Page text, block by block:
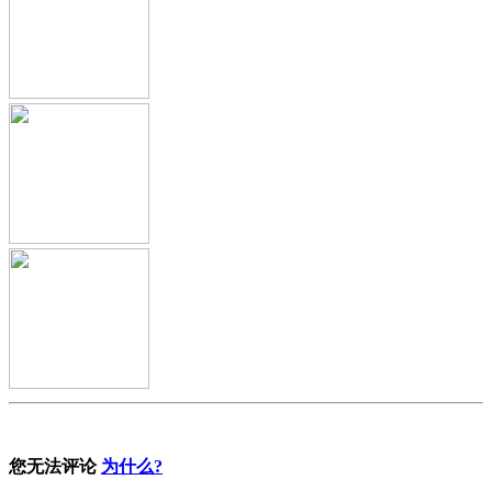
您无法评论 为什么?